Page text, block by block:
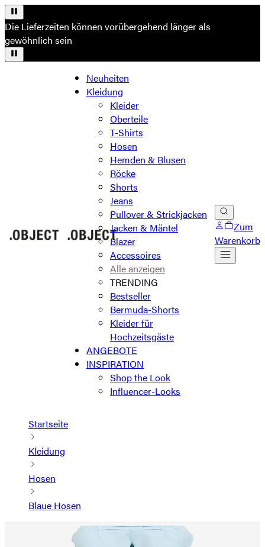
Die Lieferzeiten können vorübergehend länger als
gewöhnlich sein
Neuheiten
Kleidung
Kleider
Oberteile
T-Shirts
Hosen
Hemden & Blusen
Röcke
Shorts
Jeans
Pullover & Strickjacken
Jacken & Mäntel
Blazer
Accessoires
Alle anzeigen
TRENDING
Bestseller
Bermuda-Shorts
Kleider für
Hochzeitsgäste
ANGEBOTE
INSPIRATION
Shop the Look
Influencer-Looks
Zum
Warenkorb
Startseite
Kleidung
Hosen
Blaue Hosen